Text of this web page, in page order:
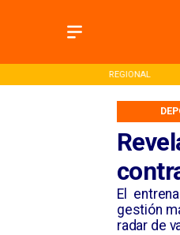
INTERNACIONAL
El
gestión
radar de